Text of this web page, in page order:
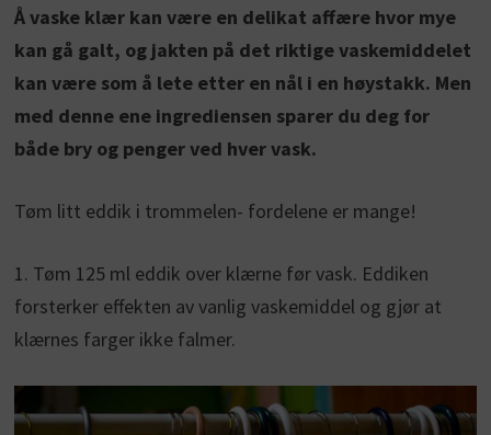
Å vaske klær kan være en delikat affære hvor mye
kan gå galt, og jakten på det riktige vaskemiddelet
kan være som å lete etter en nål i en høystakk. Men
med denne ene ingrediensen sparer du deg for
både bry og penger ved hver vask.
Tøm litt eddik i trommelen- fordelene er mange!
1. Tøm 125 ml eddik over klærne før vask. Eddiken
forsterker effekten av vanlig vaskemiddel og gjør at
klærnes farger ikke falmer.